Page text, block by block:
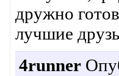
дружно
лучшие
4runner